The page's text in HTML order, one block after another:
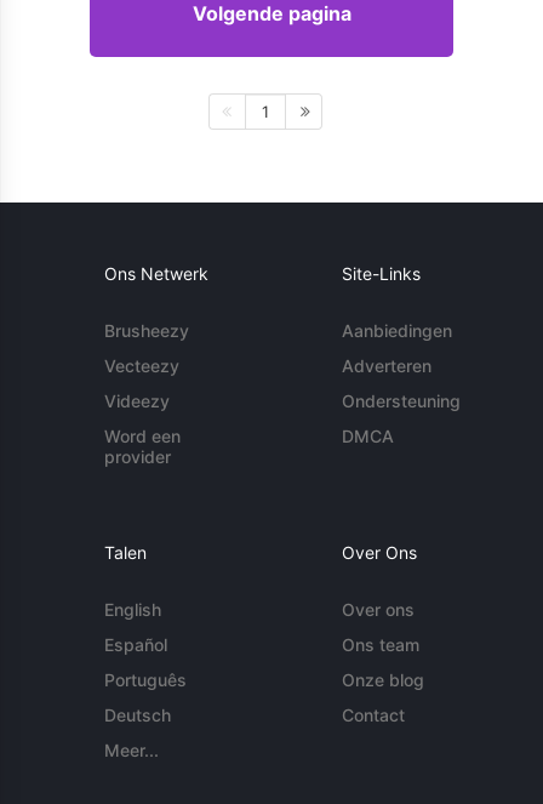
Volgende pagina
1
Ons Netwerk
Brusheezy
Vecteezy
Videezy
Word een
provider
Site-Links
Aanbiedingen
Adverteren
Ondersteuning
DMCA
Talen
English
Español
Português
Deutsch
Meer...
Over Ons
Over ons
Ons team
Onze blog
Contact